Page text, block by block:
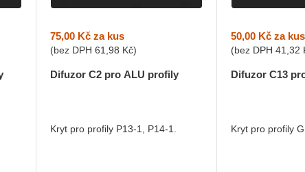
75,00 Kčza kus
(bez DPH 61,98 Kč)
Difuzor C2 pro ALU profily
Kryt pro profily P13-1, P14-1.
50,00 Kčza kus
(bez DPH 41,32
Difuzor C13
Kryt pro profily